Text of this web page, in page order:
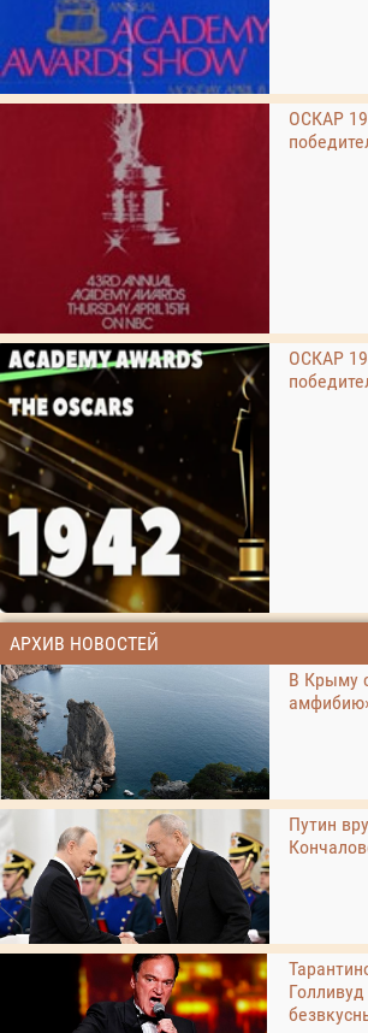
ОСКАР
ОСКАР
АРХИВ НОВОСТЕЙ
В Крыму
Путин